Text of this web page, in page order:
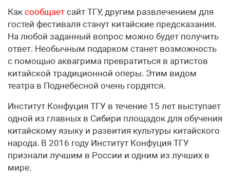
Как сообщает сайт ТГУ, другим развлечением для
гостей фестиваля станут китайские предсказания.
На любой заданный вопрос можно будет получить
ответ. Необычным подарком станет возможность
с помощью аквагрима превратиться в артистов
китайской традиционной оперы. Этим видом
театра в Поднебесной очень гордятся.
Институт Конфуция ТГУ в течение 15 лет выступает
одной из главных в Сибири площадок для обучения
китайскому языку и развития культуры китайского
народа. В 2016 году Институт Конфуция ТГУ
признали лучшим в России и одним из лучших в
мире.